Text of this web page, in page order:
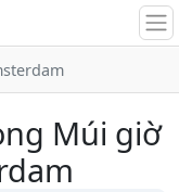
Múi giờ